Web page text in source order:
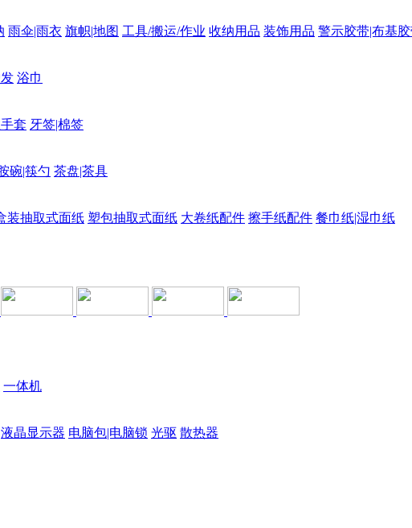
雨伞|雨衣 旗帜|地图 工具/搬运/作业 收纳用品 装饰用品 警示胶带|布基
浴巾
套 牙签|棉签
碗|筷勺 茶盘|茶具
装抽取式面纸 塑包抽取式面纸 大卷纸配件 擦手纸配件 餐巾纸|湿巾纸
一体机
液晶显示器 电脑包|电脑锁 光驱 散热器